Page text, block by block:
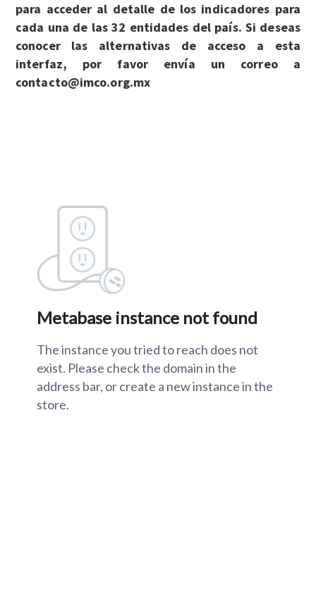
para acceder al detalle de los indicadores para
cada una de las 32 entidades del país. Si deseas
conocer las alternativas de acceso a esta
interfaz, por favor envía un correo a
contacto@imco.org.mx